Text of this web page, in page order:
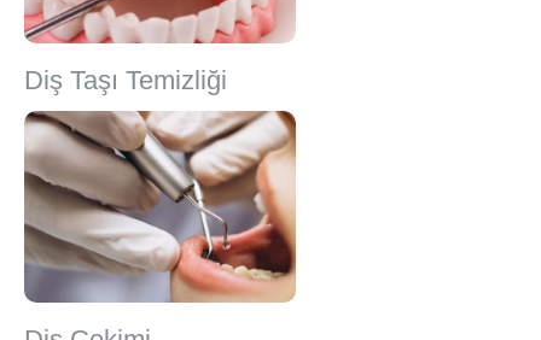
Diş Taşı Temizliği